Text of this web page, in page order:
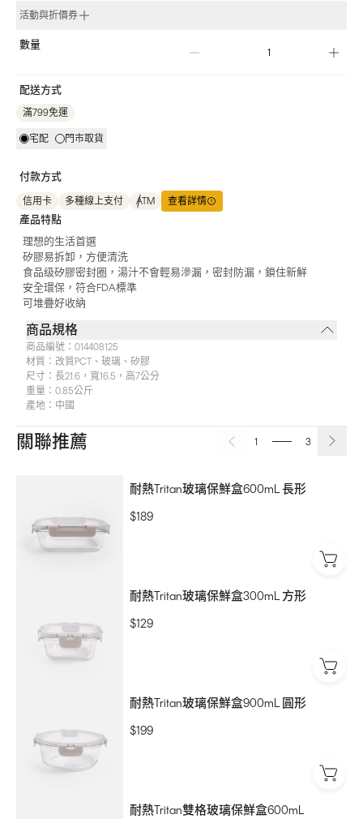
活動與折價券
數量
配送方式
滿799免運
宅配 門市取貨
付款方式
信用卡 多種線上支付 ATM 查看詳情
產品特點
理想的生活首選
矽膠易拆卸，方便清洗
食品级矽膠密封圈，湯汁不會輕易滲漏，密封防漏，鎖住新鮮
安全環保，符合FDA標準
可堆疊好收納
商品規格
商品編號： 014408125
材質： 改質PCT、玻璃、矽膠
尺寸： 長21.6，寬16.5，高7公分
重量： 0.85公斤
產地： 中國
關聯推薦 1 3
耐熱Tritan玻璃保鮮盒600mL 長形
$189
耐熱Tritan玻璃保鮮盒300mL 方形
$129
耐熱Tritan玻璃保鮮盒900mL 圓形
$199
耐熱Tritan雙格玻璃保鮮盒600mL